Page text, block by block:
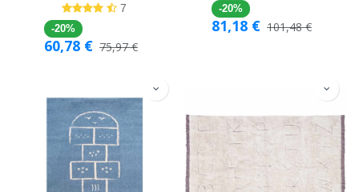
7
-20%
60,78 € 75,97€
-20%
81,18 € 101,48€